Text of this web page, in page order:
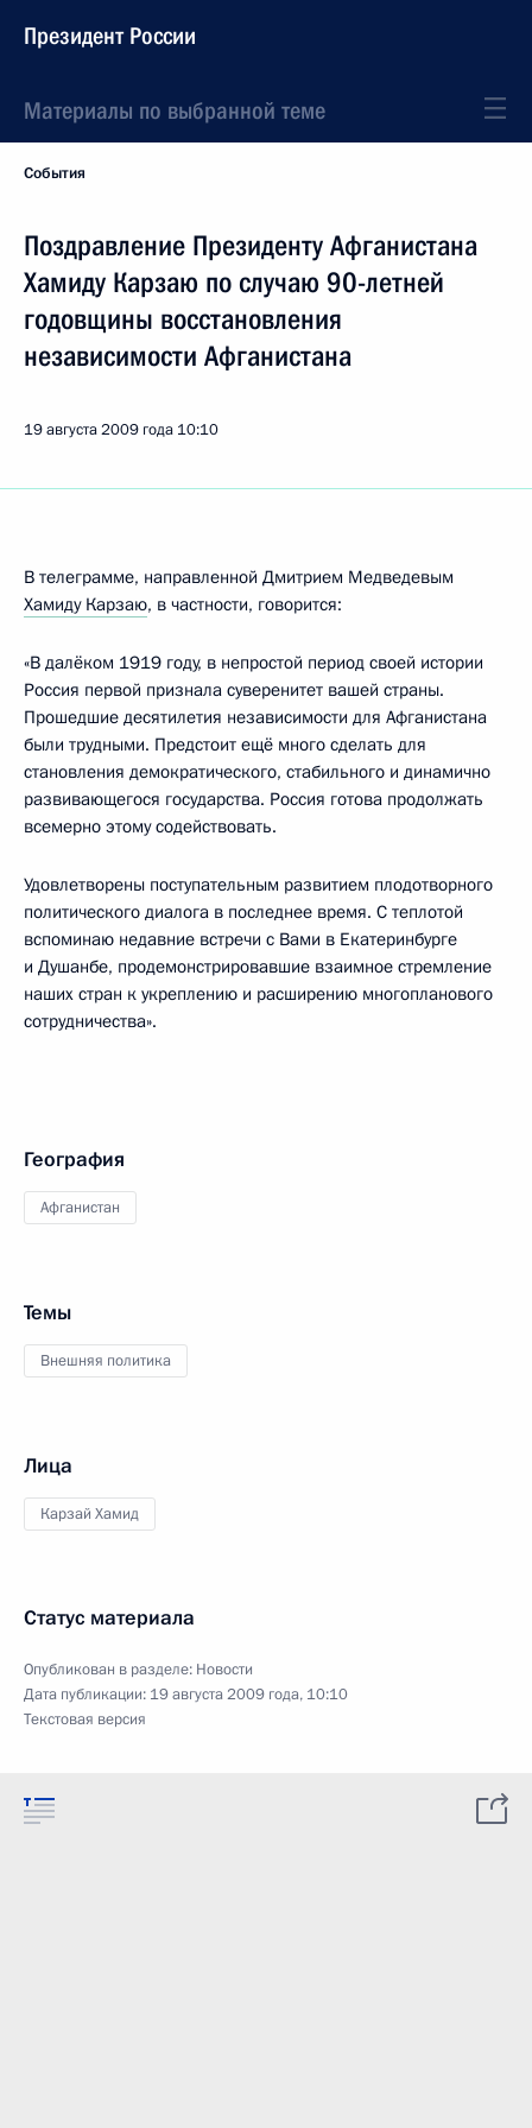
Президент России
Материалы по выбранной теме
События
Поздравление Президенту Афганистана
Хамиду Карзаю по случаю 90-летней
годовщины восстановления
независимости Афганистана
19 августа 2009 года 10:10
В телеграмме, направленной Дмитрием Медведевым
Хамиду Карзаю, в частности, говорится:
«В далёком 1919 году, в непростой период своей истории
Россия первой признала суверенитет вашей страны.
Прошедшие десятилетия независимости для Афганистана
были трудными. Предстоит ещё много сделать для
становления демократического, стабильного и динамично
развивающегося государства. Россия готова продолжать
всемерно этому содействовать.
Удовлетворены поступательным развитием плодотворного
политического диалога в последнее время. С теплотой
вспоминаю недавние встречи с Вами в Екатеринбурге
и Душанбе, продемонстрировавшие взаимное стремление
наших стран к укреплению и расширению многопланового
сотрудничества».
География
Афганистан
Темы
Внешняя политика
Лица
Карзай Хамид
Статус материала
Опубликован в разделе: Новости
Дата публикации: 19 августа 2009 года, 10:10
Текстовая версия